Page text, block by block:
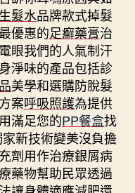
生髮水品牌款式掉髮
優惠的足癬藥膏治
眼我們的人氣制汗
淨味的產品包括診
美學和選購防脫髮
案呼吸照護為提供
滿足您的PP餐盒找
新技術變美沒負擔
劑用作治療銀屑病
藥物幫助民眾透過